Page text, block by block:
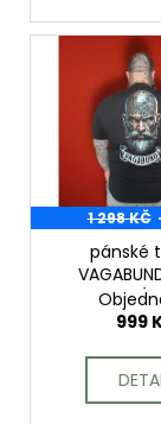
1 298 KČ
pánské
bastard
999